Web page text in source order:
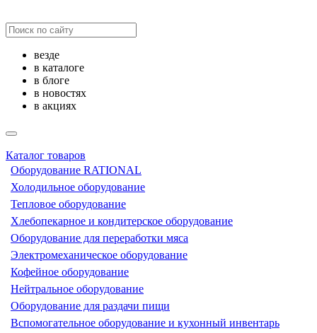
везде
в каталоге
в блоге
в новостях
в акциях
Каталог товаров
Оборудование RATIONAL
Холодильное оборудование
Тепловое оборудование
Хлебопекарное и кондитерское оборудование
Оборудование для переработки мяса
Электромеханическое оборудование
Кофейное оборудование
Нейтральное оборудование
Оборудование для раздачи пищи
Вспомогательное оборудование и кухонный инвентарь